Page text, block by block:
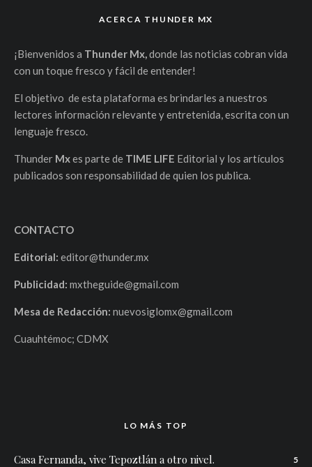
ACERCA THUNDER MX
¡Bienvenidos a Thunder Mx,donde las noticias cobran vida
con un toque fresco y fácil de entender!
El objetivo de esta plataforma es brindarles a nuestros
lectores información relevante y entretenida, escrita con un
lenguaje fresco.
Thunder Mxes parte de TIME LIFE Editorial y los artículos
publicados son responsabilidad de quien los publica.
CONTACTO
Editorial: editor@thunder.mx
Publicidad: mxtheguide@gmail.com
Mesa de Redacción: nuevosiglomx@gmail.com
Cuauhtémoc; CDMX
LO MÁS TOP
Casa Fernanda, vive Tepoztlán a otro nivel. 5